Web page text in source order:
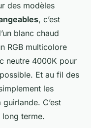
des modèles
, c’est
blanc chaud
RGB multicolore
neutre 4000K pour
Et au fil des
les
C’est
terme.